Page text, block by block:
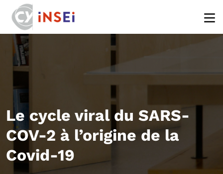
Le cycle viral du SARS-
COV-2 à l’origine de la
Covid-19